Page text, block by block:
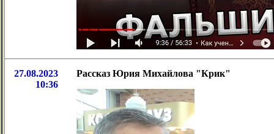
27.08.2023
10:36
Рассказ Юрия Михайлова "Крик"